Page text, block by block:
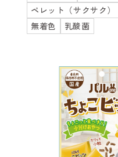
ペレット（サクサク）
無着色
乳酸菌